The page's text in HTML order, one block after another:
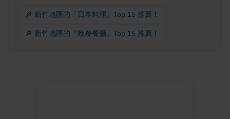
🔎 新竹地區的『日本料理』Top 15 推薦！
🔎 新竹地區的『晚餐餐廳』Top 15 推薦！